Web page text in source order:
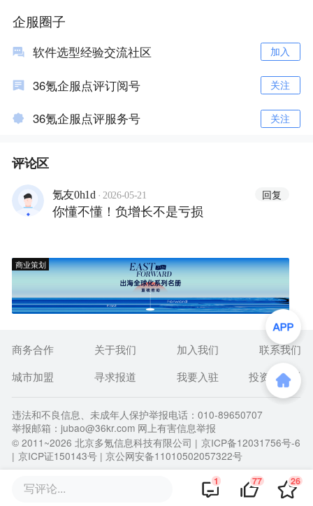
企服圈子
软件选型经验交流社区 加入
36氪企服点评订阅号 关注
36氪企服点评服务号 关注
评论区
氪友0h1d · 2026-05-21 回复
你懂不懂！负增长不是亏损
商业策划
写评论... 1 77 26
商务合作 关于我们 加入我们
联系我们
城市加盟
寻求报道 我要入驻 投资者关系
违法和不良信息、未成年人保护举报电话：010-89650707
举报邮箱：jubao@36kr.com 网上有害信息举报
© 2011~2026 北京多氪信息科技有限公司 | 京ICP备12031756号-6
| 京ICP证150143号 | 京公网安备11010502057322号